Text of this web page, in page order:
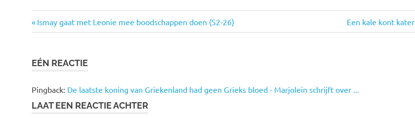
Bericht
Vorige
bericht:
Ismay gaat met Leonie mee boodschappen doen (S2-26)
Volgende
bericht:
Een kale kont kater
EÉN REACTIE
Pingback: De laatste koning van Griekenland had geen Grieks bloed - Marjolein schrijft over ...
LAAT EEN REACTIE ACHTER